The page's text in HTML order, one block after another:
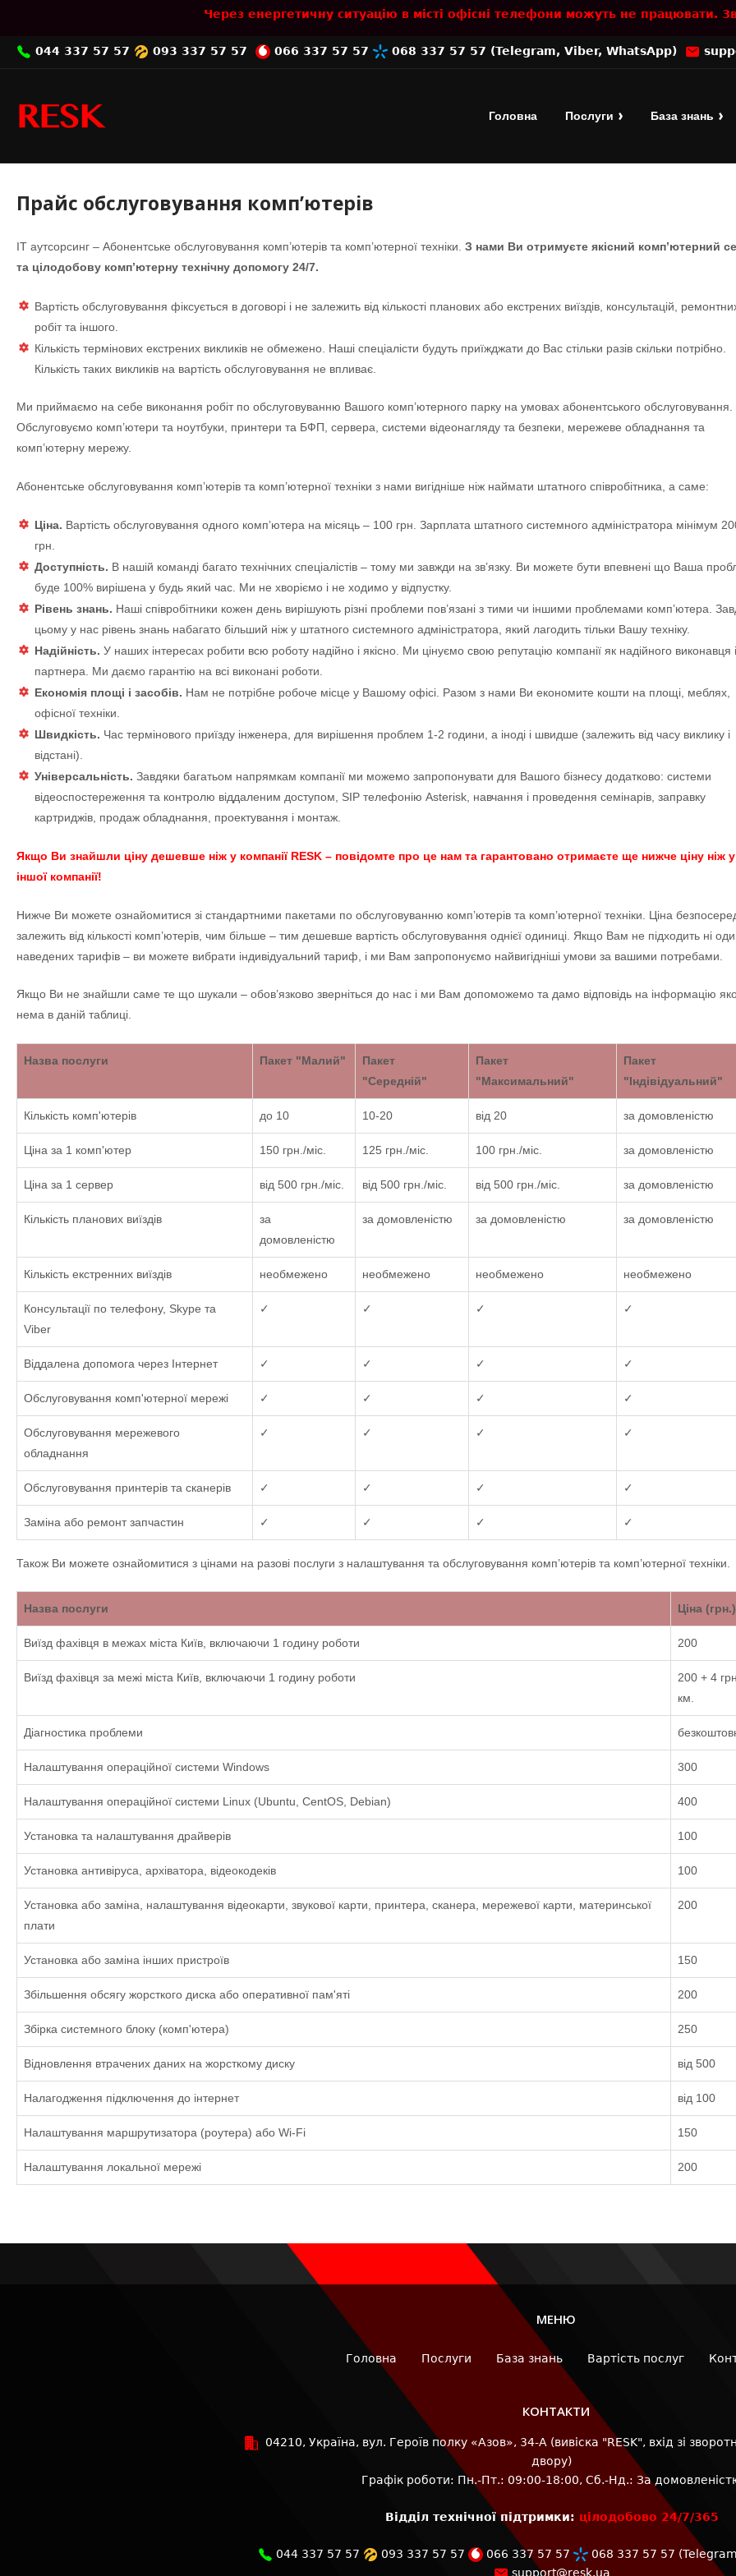
content
Через енергетичну ситуацію в місті офісні телефони можуть не працювати.
044 337 57 57 093 337 57 57 066 337 57 57 068 337 57 57 (Telegram, Viber, WhatsApp)
Home
Головна
Послуги База знань
Прайс обслуговування комп’ютерів
ІТ аутсорсинг – Абонентське обслуговування комп’ютерів та комп’ютерної техніки. З нами Ви отримуєте якісний комп’ютерний
та цілодобову комп’ютерну технічну допомогу 24/7.
Вартість обслуговування фіксується в договорі і не залежить від кількості планових або екстрених виїздів, консультацій,
робіт та іншого.
Кількість термінових екстрених викликів не обмежено. Наші спеціалісти будуть приїжджати до Вас стільки разів скільки потрібно.
Кількість таких викликів на вартість обслуговування не впливає.
Ми приймаємо на себе виконання робіт по обслуговуванню Вашого комп’ютерного парку на умовах абонентського обслуговування.
Обслуговуємо комп’ютери та ноутбуки, принтери та БФП, сервера, системи відеонагляду та безпеки, мережеве обладнання та
комп’ютерну мережу.
Абонентське обслуговування комп’ютерів та комп’ютерної техніки з нами вигідніше ніж наймати штатного співробітника, а саме:
Ціна. Вартість обслуговування одного комп’ютера на місяць – 100 грн. Зарплата штатного системного адміністратора мінімум
грн.
Доступність. В нашій команді багато технічних спеціалістів – тому ми завжди на зв’язку. Ви можете бути впевнені що Ваша
буде 100% вирішена у будь який час. Ми не хворіємо і не ходимо у відпустку.
Рівень знань. Наші співробітники кожен день вирішують різні проблеми пов’язані з тими чи іншими проблемами комп’ютера.
цьому у нас рівень знань набагато більший ніж у штатного системного адміністратора, який лагодить тільки Вашу техніку.
Надійність. У наших інтересах робити всю роботу надійно і якісно. Ми цінуємо свою репутацію компанії як надійного виконавця і
партнера. Ми даємо гарантію на всі виконані роботи.
Економія площі і засобів. Нам не потрібне робоче місце у Вашому офісі. Разом з нами Ви економите кошти на площі, меблях,
офісної техніки.
Швидкість. Час термінового приїзду інженера, для вирішення проблем 1-2 години, а іноді і швидше (залежить від часу виклику і
відстані).
Універсальність. Завдяки багатьом напрямкам компанії ми можемо запропонувати для Вашого бізнесу додатково: системи
відеоспостереження та контролю віддаленим доступом, SIP телефонію Asterisk, навчання і проведення семінарів, заправку
картриджів, продаж обладнання, проектування і монтаж.
Якщо Ви знайшли ціну дешевше ніж у компанії RESK – повідомте про це нам та гарантовано отримаєте ще нижче ціну ніж у
іншої компанії!
Нижче Ви можете ознайомитися зі стандартними пакетами по обслуговуванню комп’ютерів та комп’ютерної техніки. Ціна
залежить від кількості комп’ютерів, чим більше – тим дешевше вартість обслуговування однієї одиниці. Якщо Вам не підходить ні
наведених тарифів – ви можете вибрати індивідуальний тариф, і ми Вам запропонуємо найвигідніші умови за вашими потребами.
Якщо Ви не знайшли саме те що шукали – обов’язково зверніться до нас і ми Вам допоможемо та дамо відповідь на інформацію
нема в даній таблиці.
Назва послуги Пакет "Малий"
Пакет
"Середній"
Пакет
"Максимальний"
Пакет
"Індівідуальний"
Кількість комп'ютерів до 10 10-20 від 20 за домовленістю
Ціна за 1 комп'ютер 150 грн./міс. 125 грн./міс. 100 грн./міс. за домовленістю
Ціна за 1 сервер від 500 грн./міс. від 500 грн./міс. від 500 грн./міс. за домовленістю
Кількість планових виїздів
за
домовленістю
за домовленістю за домовленістю за домовленістю
Кількість екстренних виїздів необмежено необмежено необмежено необмежено
Консультації по телефону, Skype та
Viber
✓ ✓ ✓ ✓
Віддалена допомога через Інтернет ✓ ✓ ✓ ✓
Обслуговування комп'ютерної мережі ✓ ✓ ✓ ✓
Обслуговування мережевого
обладнання
✓ ✓ ✓ ✓
Обслуговування принтерів та сканерів ✓ ✓ ✓ ✓
Заміна або ремонт запчастин ✓ ✓ ✓ ✓
Також Ви можете ознайомитися з цінами на разові послуги з налаштування та обслуговування комп’ютерів та комп’ютерної техніки.
Назва послуги Ціна (грн.)
Виїзд фахівця в межах міста Київ, включаючи 1 годину роботи 200
Виїзд фахівця за межі міста Київ, включаючи 1 годину роботи
200 + 4
км.
Діагностика проблеми
Налаштування операційної системи Windows 300
Налаштування операційної системи Linux (Ubuntu, CentOS, Debian) 400
Установка та налаштування драйверів 100
Установка антивіруса, архіватора, відеокодеків 100
Установка або заміна, налаштування відеокарти, звукової карти, принтера, сканера, мережевої карти, материнської
плати
200
Установка або заміна інших пристроїв 150
Збільшення обсягу жорсткого диска або оперативної пам'яті 200
Збірка системного блоку (комп'ютера) 250
Відновлення втрачених даних на жорсткому диску від 500
Налагодження підключення до інтернет від 100
Налаштування маршрутизатора (роутера) або Wi-Fi 150
Налаштування локальної мережі 200
МЕНЮ
Головна Послуги База знань Вартість послуг
КОНТАКТИ
04210, Україна, вул. Героїв полку «Азов», 34-А (вивіска "RESK", вхід зі
двору)
Графік роботи: Пн.-Пт.: 09:00-18:00, Сб.-Нд.: За
Відділ технічної підтримки: цілодобово 24/7/365
044 337 57 57 093 337 57 57 066 337 57 57 068 337 57 57 (Telegram
support@resk.ua